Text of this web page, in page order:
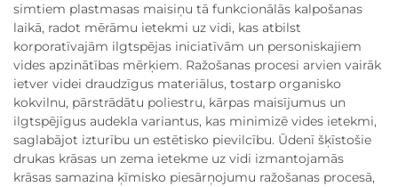
simtiem plastmasas maisiņu tā funkcionālās kalpošanas
laikā, radot mērāmu ietekmi uz vidi, kas atbilst
korporatīvajām ilgtspējas iniciatīvām un personiskajiem
vides apzinātības mērķiem. Ražošanas procesi arvien vairāk
ietver videi draudzīgus materiālus, tostarp organisko
kokvilnu, pārstrādātu poliestru, kārpas maisījumus un
ilgtspējīgus audekla variantus, kas minimizē vides ietekmi,
saglabājot izturību un estētisko pievilcību. Ūdenī šķīstošie
drukas krāsas un zema ietekme uz vidi izmantojamās
krāsas samazina ķīmisko piesārņojumu ražošanas procesā,